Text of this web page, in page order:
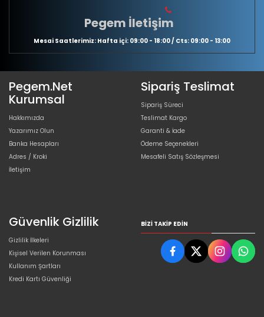
Pegem İletişim
Mesai Saatlerimiz: Hafta içi: 09:00 - 18:00 / Cts: 09:00 - 13:00
Pegem.Net
Kurumsal
Hakkımızda
Yazarımız Olun
Banka Hesapları
Adres / Kroki
İletişim
Sipariş Teslimat
Sipariş Süreci
Teslimat Kargo
Garanti & İade
Ödeme Seçenekleri
Mesafeli Satış Sözleşmesi
Güvenlik Gizlilik
Gizlilik İlkeleri
Kişisel Verilen Korunması
Kullanım Şartları
Kredi Kartı Güvenliği
BIZI TAKIP EDIN